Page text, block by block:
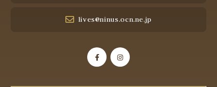
lives@ninus.ocn.ne.jp